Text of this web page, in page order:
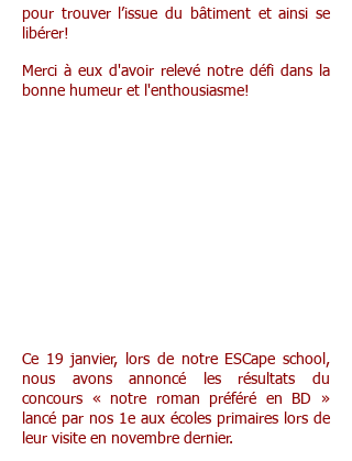
pour trouver l’issue du bâtiment et ainsi se
libérer!
​Merci à eux d'avoir relevé notre défi dans la
bonne humeur et l'enthousiasme!
Ce 19 janvier, lors de notre ESCape school,
nous avons annoncé les résultats du
concours « notre roman préféré en BD »
lancé par nos 1e aux écoles primaires lors de
leur visite en novembre dernier.